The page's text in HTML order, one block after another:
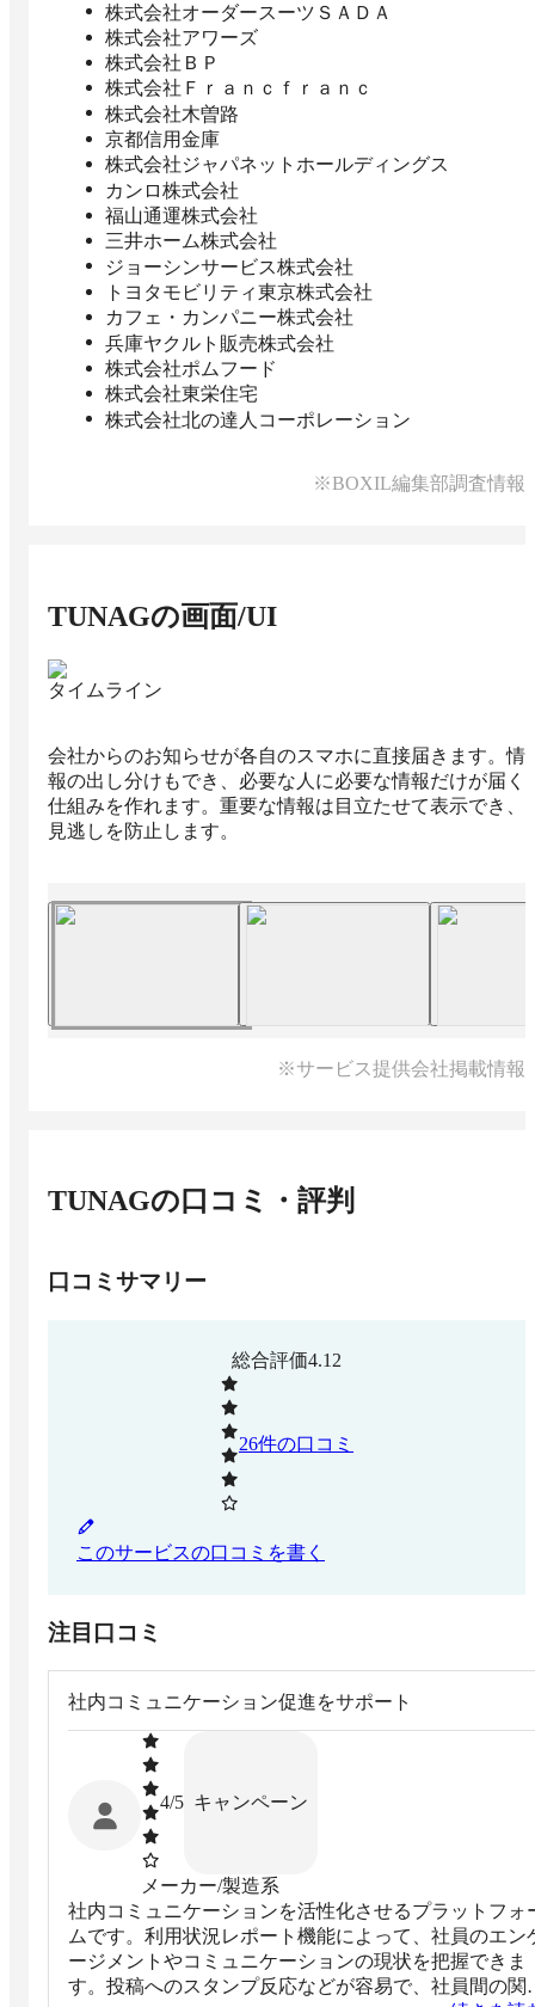
株式会社オーダースーツＳＡＤＡ
株式会社アワーズ
株式会社ＢＰ
株式会社Ｆｒａｎｃｆｒａｎｃ
株式会社木曽路
京都信用金庫
株式会社ジャパネットホールディングス
カンロ株式会社
福山通運株式会社
三井ホーム株式会社
ジョーシンサービス株式会社
トヨタモビリティ東京株式会社
カフェ・カンパニー株式会社
兵庫ヤクルト販売株式会社
株式会社ポムフード
株式会社東栄住宅
株式会社北の達人コーポレーション
※BOXIL編集部調査情報
TUNAGの画面/UI
タイムライン
会社からのお知らせが各自のスマホに直接届きます。情
報の出し分けもでき、必要な人に必要な情報だけが届く
仕組みを作れます。重要な情報は目立たせて表示でき、
見逃しを防止します。
※サービス提供会社掲載情報
TUNAGの口コミ・評判
口コミサマリー
総合評価4.12
26件の口コミ
このサービスの口コミを書く
注目口コミ
社内コミュニケーション促進をサポート
4/5 キャンペーン
メーカー/製造系
社内コミュニケーションを活性化させるプラットフォ
ムです。利用状況レポート機能によって、社員のエン
ージメントやコミュニケーションの現状を把握できま
す。投稿へのスタンプ反応などが容易で、社員間の関